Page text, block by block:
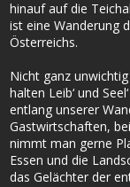
hinauf auf die
ist eine Wanderung
Österreichs.
Nicht ganz
halten Leib‘ und
entlang unserer
Gastwirtschaften,
nimmt man gerne
Essen und die
das Gelächter der